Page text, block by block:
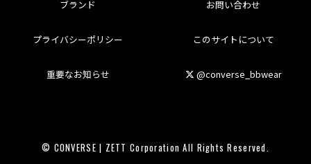
ブランド お問い合わせ
プライバシーポリシー このサイトについて
重要なお知らせ @converse_bbwear
© CONVERSE | ZETT Corporation All Rights Reserved.